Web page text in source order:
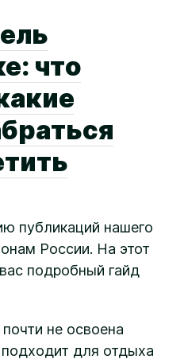
что
публикаций нашего
России. На этот
подробный гайд
не освоена
для отдыха